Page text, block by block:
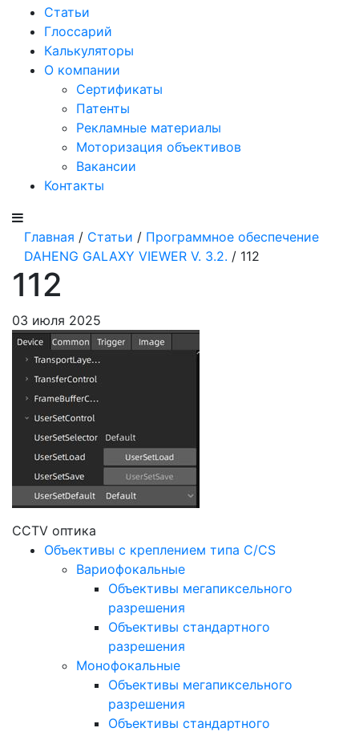
Статьи
Глоссарий
Калькуляторы
О компании
Сертификаты
Патенты
Рекламные материалы
Моторизация объективов
Вакансии
Контакты
Главная / Статьи / Программное обеспечение
DAHENG GALAXY VIEWER V. 3.2. / 112
112
03 июля 2025
CCTV оптика
Объективы с креплением типа C/CS
Вариофокальные
Объективы мегапиксельного
разрешения
Объективы стандартного
разрешения
Монофокальные
Объективы мегапиксельного
разрешения
Объективы стандартного